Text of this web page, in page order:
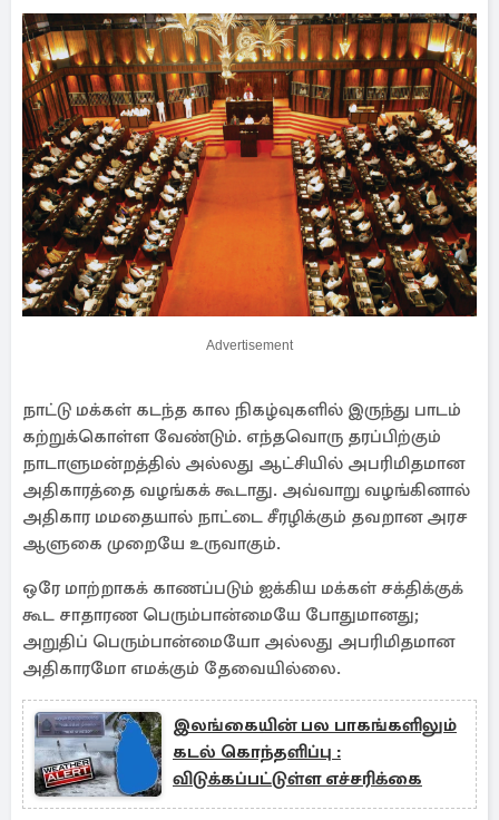
Advertisement
நாட்டு மக்கள் கடந்த கால நிகழ்வுகளில் இருந்து பாடம்
கற்றுக்கொள்ள வேண்டும். எந்தவொரு தரப்பிற்கும்
நாடாளுமன்றத்தில் அல்லது ஆட்சியில் அபரிமிதமான
அதிகாரத்தை வழங்கக் கூடாது. அவ்வாறு வழங்கினால்
அதிகார மமதையால் நாட்டை சீரழிக்கும் தவறான அரச
ஆளுகை முறையே உருவாகும்.
ஒரே மாற்றாகக் காணப்படும் ஐக்கிய மக்கள் சக்திக்குக்
கூட சாதாரண பெரும்பான்மையே போதுமானது;
அறுதிப் பெரும்பான்மையோ அல்லது அபரிமிதமான
அதிகாரமோ எமக்கும் தேவையில்லை.
இலங்கையின் பல பாகங்களிலும்
கடல் கொந்தளிப்பு :
விடுக்கப்பட்டுள்ள எச்சரிக்கை